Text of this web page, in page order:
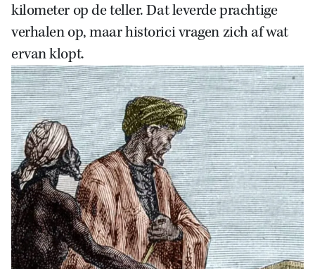
Zoek
kilometer op de teller. Dat leverde prachtige
verhalen op, maar historici vragen zich af wat
ervan klopt.